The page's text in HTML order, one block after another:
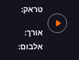
טראק:
אורך:
אלבום: